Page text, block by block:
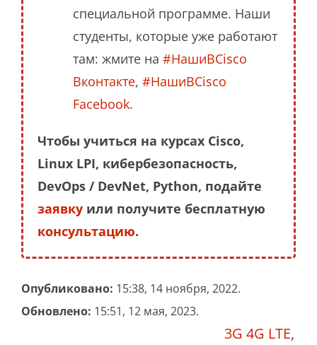
специальной программе. Наши
студенты, которые уже работают
там: жмите на #НашиВCisco
Вконтакте, #НашиВCisco
Facebook.
Чтобы учиться на курсах Cisco,
Linux LPI, кибербезопасность,
DevOps / DevNet, Python, подайте
заявку или получите бесплатную
консультацию.
Опубликовано: 15:38, 14 ноября, 2022.
Обновлено: 15:51, 12 мая, 2023.
3G 4G LTE,